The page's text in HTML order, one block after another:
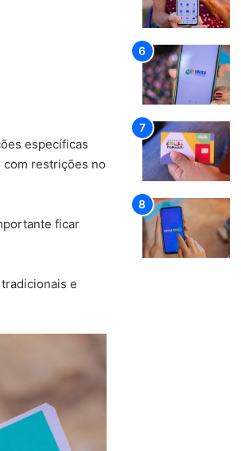
específicas
com restrições no
ficar
e